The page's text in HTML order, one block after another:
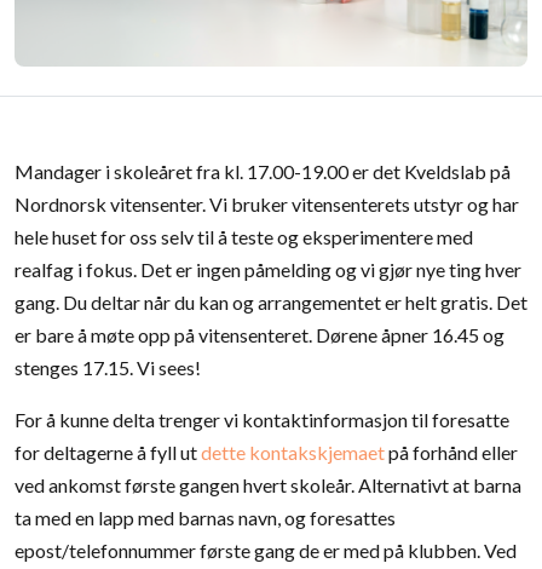
Mandager i skoleåret fra kl. 17.00-19.00 er det Kveldslab på
Nordnorsk vitensenter. Vi bruker vitensenterets utstyr og har
hele huset for oss selv til å teste og eksperimentere med
realfag i fokus. Det er ingen påmelding og vi gjør nye ting hver
gang. Du deltar når du kan og arrangementet er helt gratis. Det
er bare å møte opp på vitensenteret. Dørene åpner 16.45 og
stenges 17.15. Vi sees!
For å kunne delta trenger vi kontaktinformasjon til foresatte
for deltagerne å fyll utdette kontakskjemaetpå forhånd eller
ved ankomst første gangen hvert skoleår. Alternativt at barna
ta med en lapp med barnas navn, og foresattes
epost/telefonnummer første gang de er med på klubben. Ved